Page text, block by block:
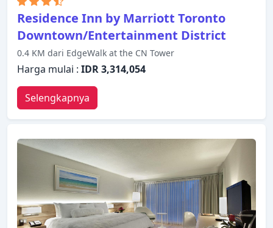
Residence Inn by Marriott Toronto
Downtown/Entertainment District
0.4 KM dari EdgeWalk at the CN Tower
Harga mulai : IDR 3,314,054
Selengkapnya